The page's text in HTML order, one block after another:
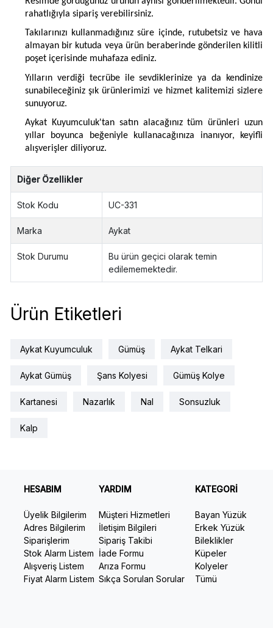
rahatlığıyla sipariş verebilirsiniz.
Takılarınızı kullanmadığınız süre içinde, rutubetsiz ve hava
almayan bir kutuda veya ürün beraberinde gönderilen kilitli
poşet içerisinde muhafaza ediniz.
Yılların verdiği tecrübe ile sevdiklerinize ya da kendinize
sunabileceğiniz şık ürünlerimizi ve hizmet kalitemizi sizlere
sunuyoruz.
Aykat Kuyumculuk'tan satın alacağınız tüm ürünleri uzun
yıllar boyunca beğeniyle kullanacağınıza inanıyor, keyifli
alışverişler diliyoruz.
Diğer Özellikler
Stok Kodu UC-331
Marka Aykat
Stok Durumu
Bu ürün geçici olarak temin
edilememektedir.
Ürün Etiketleri
Aykat Kuyumculuk Gümüş Aykat Telkari
Aykat Gümüş Şans Kolyesi Gümüş Kolye
Kartanesi Nazarlık Nal Sonsuzluk
Kalp
HESABIM
Üyelik Bilgilerim
Adres Bilgilerim
Siparişlerim
Stok Alarm Listem
Alışveriş Listem
Fiyat Alarm Listem
YARDIM
Müşteri Hizmetleri
İletişim Bilgileri
Sipariş Takibi
İade Formu
Arıza Formu
Sıkça Sorulan Sorular
KATEGORİ
Bayan Yüzük
Erkek Yüzük
Bileklikler
Küpeler
Kolyeler
Tümü